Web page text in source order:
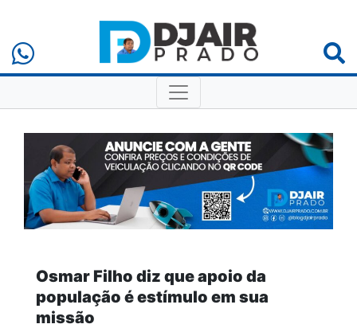
Osmar Filho diz que apoio da
população é estímulo em sua
missão